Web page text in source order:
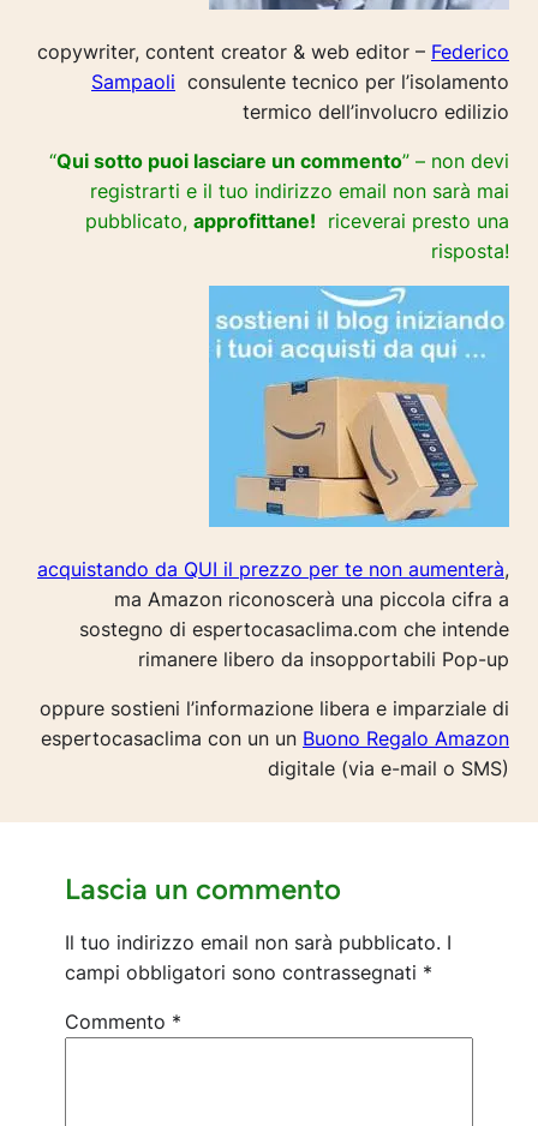
copywriter, content creator & web editor – Federico
Sampaoli consulente tecnico per l’isolamento
termico dell’involucro edilizio
“Qui sotto puoi lasciare un commento” – non devi
registrarti e il tuo indirizzo email non sarà mai
pubblicato, approfittane! riceverai presto una
risposta!
acquistando da QUI il prezzo per te non aumenterà,
ma Amazon riconoscerà una piccola cifra a
sostegno di espertocasaclima.com che intende
rimanere libero da insopportabili Pop-up
oppure sostieni l’informazione libera e imparziale di
espertocasaclima con un un Buono Regalo Amazon
digitale (via e-mail o SMS)
Lascia un commento
Il tuo indirizzo email non sarà pubblicato. I
campi obbligatori sono contrassegnati *
Commento *